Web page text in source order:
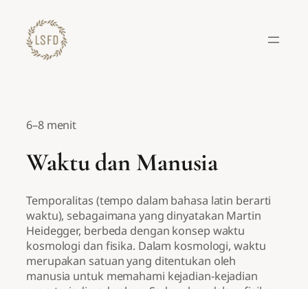
konten
6–8 menit
Waktu dan Manusia
Temporalitas (tempo dalam bahasa latin berarti
waktu), sebagaimana yang dinyatakan Martin
Heidegger, berbeda dengan konsep waktu
kosmologi dan fisika. Dalam kosmologi, waktu
merupakan satuan yang ditentukan oleh
manusia untuk memahami kejadian-kejadian